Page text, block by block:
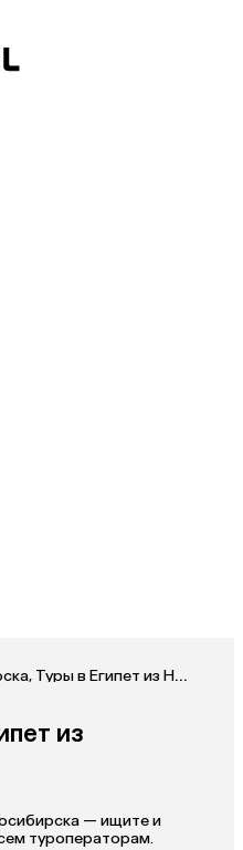
, Туры в Египет из Новосибирска
из
— ищите и
туроператорам.